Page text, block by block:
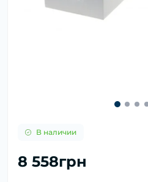
В наличии
8 558грн